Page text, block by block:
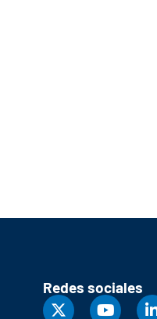
Redes sociales